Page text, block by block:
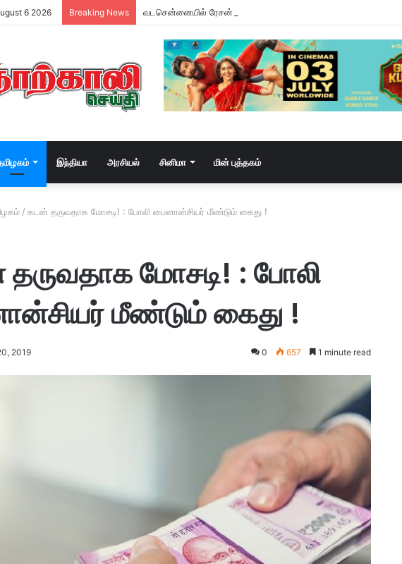
6 2026 Breaking News வடசென்னையில் ரேசன் அரிசி கடத்தல் கும்பல் கைதும், பின்னணியும் !
இந்தியா அரசியல் சினிமா மின் புத்தகம்
/ கடன் தருவதாக மோசடி! : போலி பைனான்சியர் மீண்டும் கைது !
மோசடி! : போலி
மீண்டும் கைது !
2019 0 657 1 minute read